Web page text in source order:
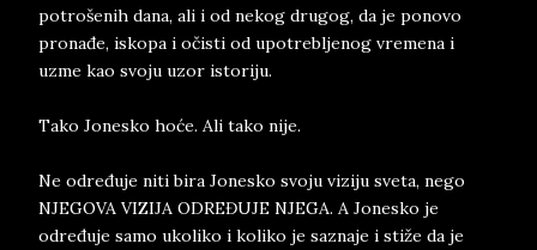
potrošenih dana, ali i od nekog drugog, da je ponovo
pronađe, iskopa i očisti od upotrebljenog vremena i
uzme kao svoju uzor istoriju.
Tako Jonesko hoće. Ali tako nije.
Ne određuje niti bira Jonesko svoju viziju sveta, nego
NJEGOVA VIZIJA ODREĐUJE NJEGA. A Jonesko je
određuje samo ukoliko i koliko je saznaje i stiže da je